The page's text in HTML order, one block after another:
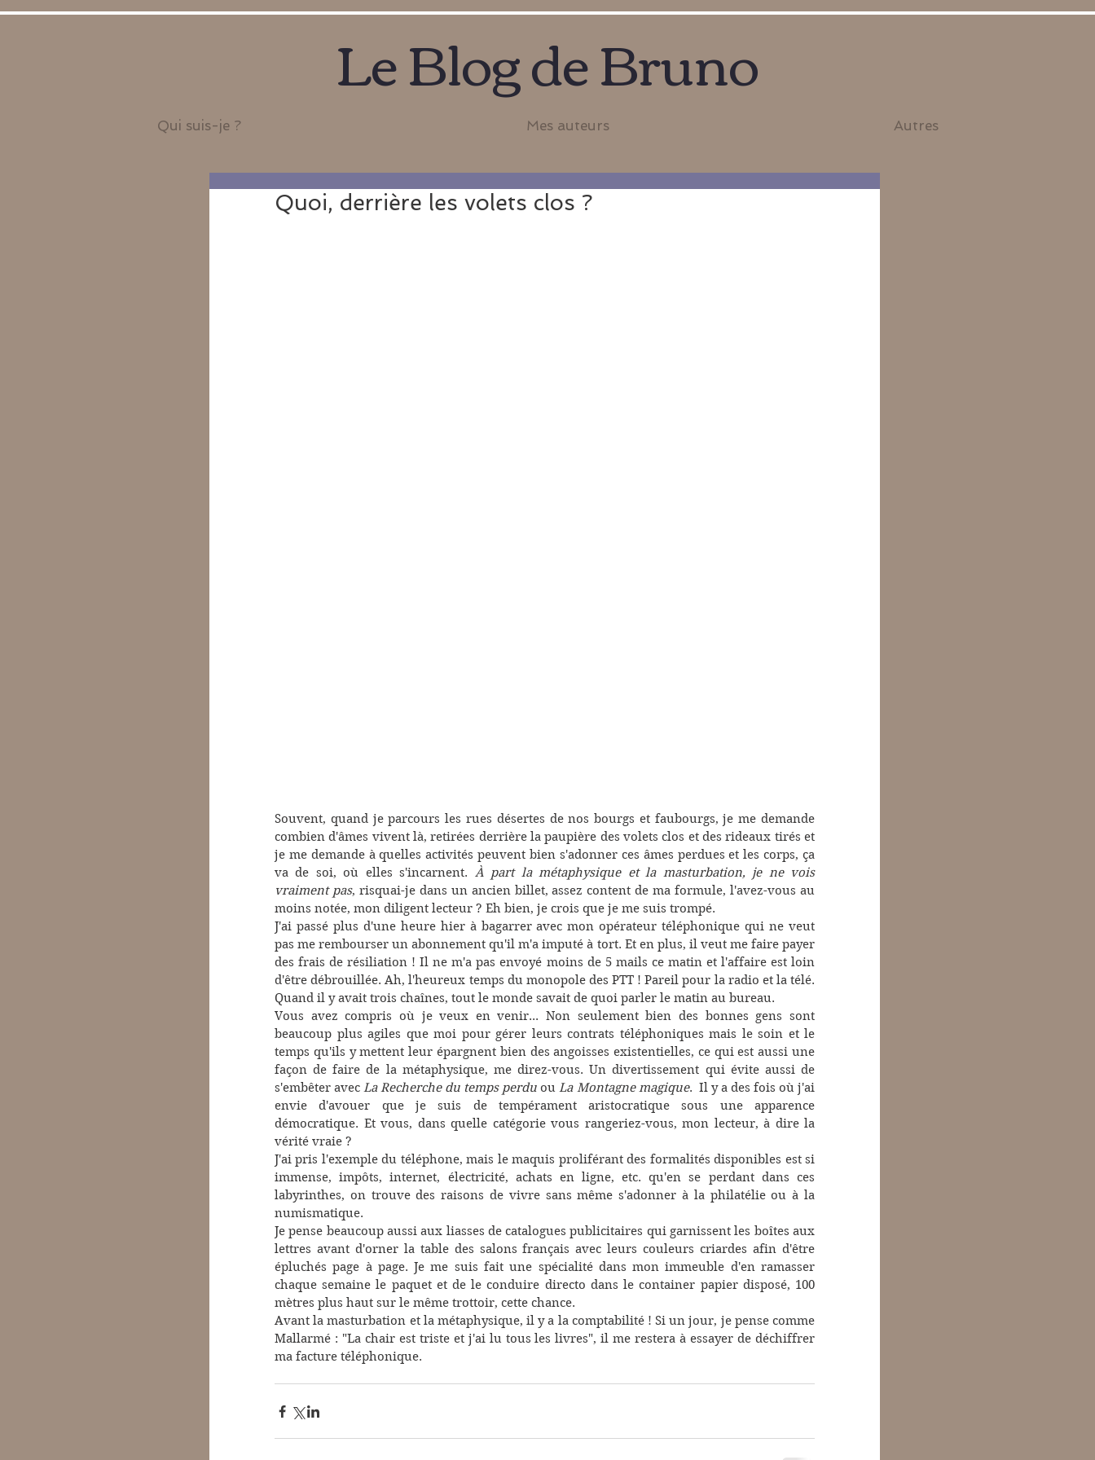
Qui suis-je ? Mes auteurs Autres
Le Blog de Bruno
Quoi, derrière les volets clos ?
Souvent, quand je parcours les rues désertes de nos bourgs et faubourgs, je me demande
combien d'âmes vivent là, retirées derrière la paupière des volets clos et des rideaux tirés et
je me demande à quelles activités peuvent bien s'adonner ces âmes perdues et les corps, ça
va de soi, où elles s'incarnent. À part la métaphysique et la masturbation, je ne vois
vraiment pas, risquai-je dans un ancien billet, assez content de ma formule, l'avez-vous au
moins notée, mon diligent lecteur ? Eh bien, je crois que je me suis trompé.
J'ai passé plus d'une heure hier à bagarrer avec mon opérateur téléphonique qui ne veut
pas me rembourser un abonnement qu'il m'a imputé à tort. Et en plus, il veut me faire payer
des frais de résiliation ! Il ne m'a pas envoyé moins de 5 mails ce matin et l'affaire est loin
d'être débrouillée. Ah, l'heureux temps du monopole des PTT ! Pareil pour la radio et la télé.
Quand il y avait trois chaînes, tout le monde savait de quoi parler le matin au bureau.
Vous avez compris où je veux en venir... Non seulement bien des bonnes gens sont
beaucoup plus agiles que moi pour gérer leurs contrats téléphoniques mais le soin et le
temps qu'ils y mettent leur épargnent bien des angoisses existentielles, ce qui est aussi une
façon de faire de la métaphysique, me direz-vous. Un divertissement qui évite aussi de
s'embêter avec La Recherche du temps perdu ou La Montagne magique.  Il y a des fois où j'ai
envie d'avouer que je suis de tempérament aristocratique sous une apparence
démocratique. Et vous, dans quelle catégorie vous rangeriez-vous, mon lecteur, à dire la
vérité vraie ?
J'ai pris l'exemple du téléphone, mais le maquis proliférant des formalités disponibles est si
immense, impôts, internet, électricité, achats en ligne, etc. qu'en se perdant dans ces
labyrinthes, on trouve des raisons de vivre sans même s'adonner à la philatélie ou à la
numismatique.
Je pense beaucoup aussi aux liasses de catalogues publicitaires qui garnissent les boîtes aux
lettres avant d'orner la table des salons français avec leurs couleurs criardes afin d'être
épluchés page à page. Je me suis fait une spécialité dans mon immeuble d'en ramasser
chaque semaine le paquet et de le conduire directo dans le container papier disposé, 100
mètres plus haut sur le même trottoir, cette chance.
Avant la masturbation et la métaphysique, il y a la comptabilité ! Si un jour, je pense comme
Mallarmé : "La chair est triste et j'ai lu tous les livres", il me restera à essayer de déchiffrer
ma facture téléphonique.